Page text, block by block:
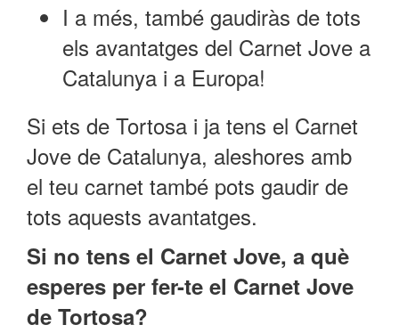
I a més, també gaudiràs de tots
els avantatges del Carnet Jove a
Catalunya i a Europa!
Si ets de Tortosa i ja tens el Carnet
Jove de Catalunya, aleshores amb
el teu carnet també pots gaudir de
tots aquests avantatges.
Si no tens el Carnet Jove, a què
esperes per fer-te el Carnet Jove
de Tortosa?